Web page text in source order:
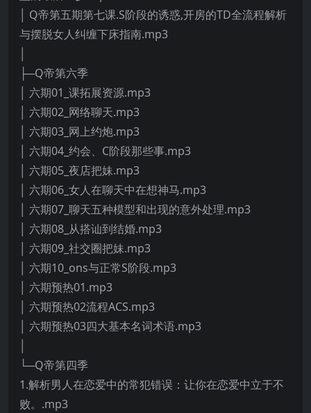
│ Q帝第五期第七课.S阶段的诱惑,开房的TD全流程解析
与摆脱女人纠缠下床指南.mp3
├─Q帝第六季
│ 六期01_课拓展资源.mp3
│ 六期02_网络聊天.mp3
│ 六期03_网上约炮.mp3
│ 六期04_约会、C阶段那些事.mp3
│ 六期05_夜店把妹.mp3
│ 六期06_女人在聊天中在想神马.mp3
│ 六期07_聊天五种模型和出现的意外处理.mp3
│ 六期08_从搭讪到结婚.mp3
│ 六期09_社交圈把妹.mp3
│ 六期10_ons与正常S阶段.mp3
│ 六期预热01.mp3
│ 六期预热02流程ACS.mp3
│ 六期预热03四大基本名词术语.mp3
└─Q帝第四季
1.解析男人在恋爱中的常犯错误：让你在恋爱中立于不
败。.mp3